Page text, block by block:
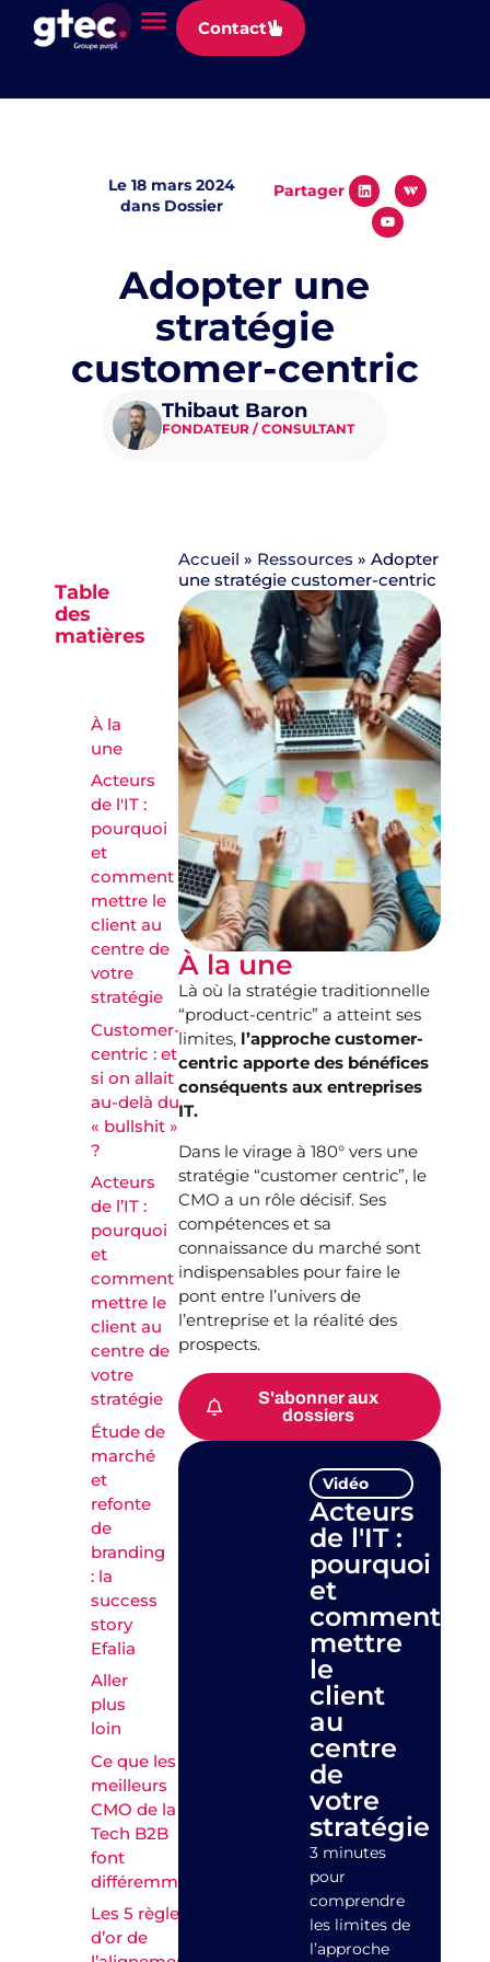
Panneau de gestion des cookies
Contact
Le18 mars 2024
dans Dossier
Partager
Adopter une
stratégie
customer-centric
Thibaut Baron
FONDATEUR / CONSULTANT
Table
des
matières
À la
une
Acteurs
de l'IT :
pourquoi
et
comment
mettre le
client au
centre de
votre
stratégie
Customer-
centric : et
si on allait
au-delà du
« bullshit »
?
Acteurs
de l’IT :
pourquoi
et
comment
mettre le
client au
centre de
votre
stratégie
Étude de
marché
et
refonte
de
branding
: la
success
story
Efalia
Aller
plus
loin
Ce que les
meilleurs
CMO de la
Tech B2B
font
différemment
Les 5 règles
d’or de
Accueil » Ressources »Adopter
une stratégie customer-centric
À la une
Là où la stratégie traditionnelle
“product-centric” a atteint ses
limites, l’approche customer-
centric apporte des bénéfices
conséquents aux entreprises
IT.
Dans le virage à 180° vers une
stratégie “customer centric”, le
CMO a un rôle décisif. Ses
compétences et sa
connaissance du marché sont
indispensables pour faire le
pont entre l’univers de
l’entreprise et la réalité des
prospects.
S'abonner aux
dossiers
Vidéo
Acteurs
de l'IT :
pourquoi
et
comment
mettre
le
client
au
centre
de
votre
stratégie
3 minutes
pour
comprendre
les limites de
l’approche